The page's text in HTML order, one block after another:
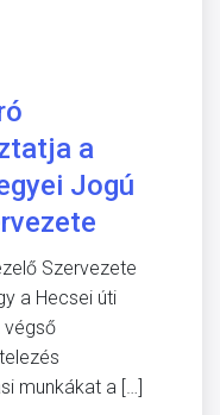
a
Jogú
Szervezete
a Hecsei úti
végső
munkákat a […]